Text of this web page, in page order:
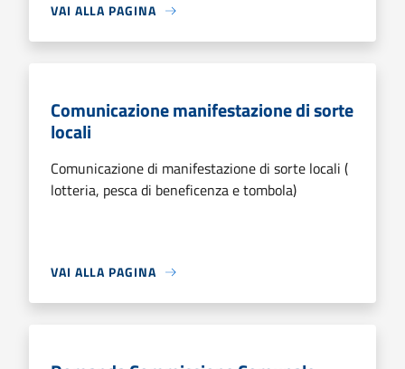
VAI ALLA PAGINA
Comunicazione manifestazione di sorte
locali
Comunicazione di manifestazione di sorte locali (
lotteria, pesca di beneficenza e tombola)
VAI ALLA PAGINA